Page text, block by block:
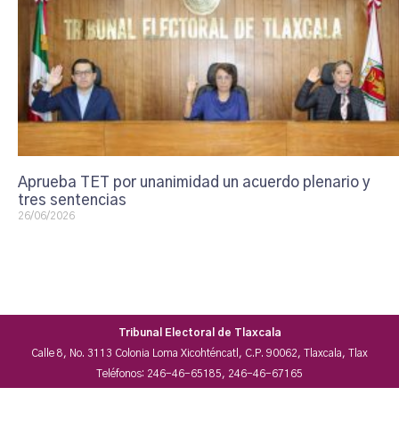
Aprueba TET por unanimidad un acuerdo plenario y
tres sentencias
26/06/2026
Tribunal Electoral de Tlaxcala
Calle 8, No. 3113 Colonia Loma Xicohténcatl, C.P. 90062, Tlaxcala, Tlax
Teléfonos: 246-46-65185, 246-46-67165